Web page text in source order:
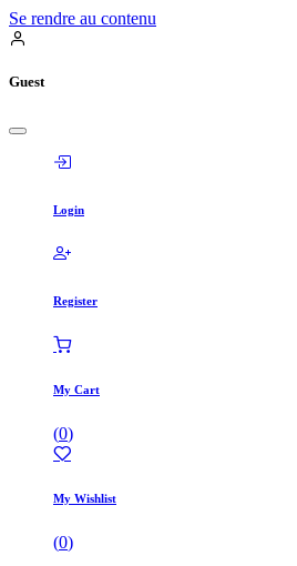
Se rendre au contenu
Guest
Login
Register
My Cart
(0)
My Wishlist
(0)